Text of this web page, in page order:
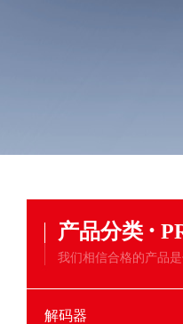
产品分类 ·
我们相信合格的产品
解码器